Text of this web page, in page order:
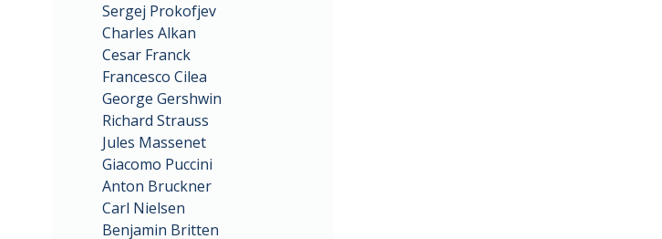
Sergej Prokofjev
Charles Alkan
Cesar Franck
Francesco Cilea
George Gershwin
Richard Strauss
Jules Massenet
Giacomo Puccini
Anton Bruckner
Carl Nielsen
Benjamin Britten